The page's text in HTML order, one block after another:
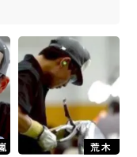
荒木